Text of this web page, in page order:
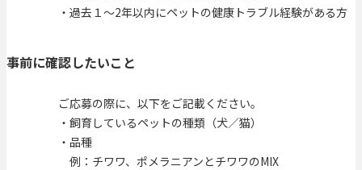
・過去１～2年以内にペットの健康トラブル経験がある方
事前に確認したいこと
ご応募の際に、以下をご記載ください。
・飼育しているペットの種類（犬／猫）
・品種
例：チワワ、ポメラニアンとチワワのMIX